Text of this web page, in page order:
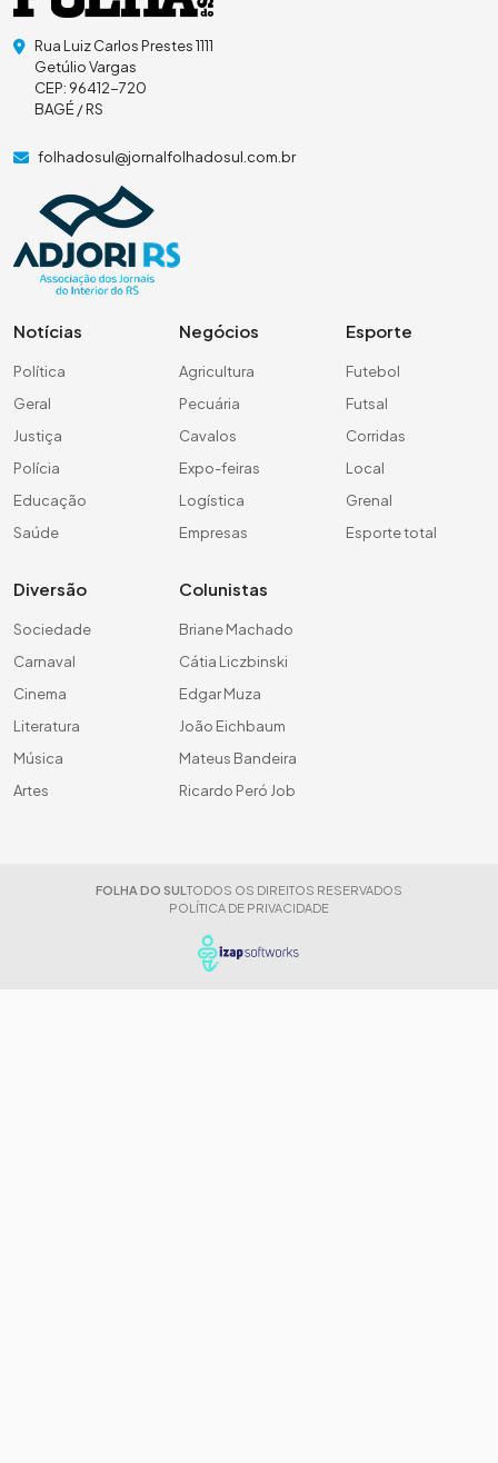
Rua Luiz Carlos Prestes 1111
Getúlio Vargas
CEP: 96412-720
BAGÉ / RS
folhadosul@jornalfolhadosul.com.br
Notícias
Política
Geral
Justiça
Polícia
Educação
Saúde
Negócios
Agricultura
Pecuária
Cavalos
Expo-feiras
Logística
Empresas
Esporte
Futebol
Futsal
Corridas
Local
Grenal
Esporte total
Diversão
Sociedade
Carnaval
Cinema
Literatura
Música
Artes
Colunistas
Briane Machado
Cátia Liczbinski
Edgar Muza
João Eichbaum
Mateus Bandeira
Ricardo Peró Job
FOLHA DO SUL TODOS OS DIREITOS RESERVADOS
POLÍTICA DE PRIVACIDADE